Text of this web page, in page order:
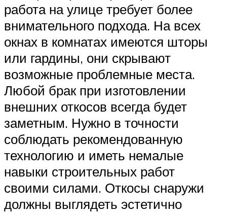
работа на улице требует более
внимательного подхода. На всех
окнах в комнатах имеются шторы
или гардины, они скрывают
возможные проблемные места.
Любой брак при изготовлении
внешних откосов всегда будет
заметным. Нужно в точности
соблюдать рекомендованную
технологию и иметь немалые
навыки строительных работ
своими силами. Откосы снаружи
должны выглядеть эстетично